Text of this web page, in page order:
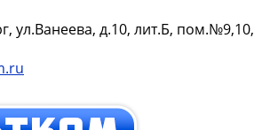
ул.Ванеева, д.10, лит.Б, пом.№9,10,